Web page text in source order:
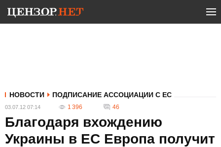
НОВОСТИ ПОДПИСАНИЕ АССОЦИАЦИИ С ЕС
03.07.12 07:14 1 396 46
Благодаря вхождению
Украины в ЕС Европа получит